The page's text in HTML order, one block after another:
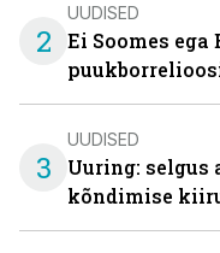
2
UUDISED
Ei Soomes
3
UUDISED
Uuring:
kõndimise